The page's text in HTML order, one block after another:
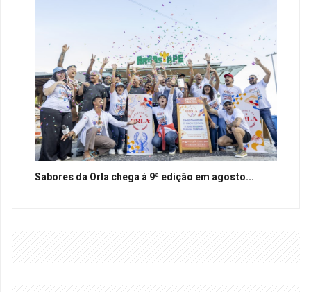
Sabores da Orla chega à 9ª edição em agosto...